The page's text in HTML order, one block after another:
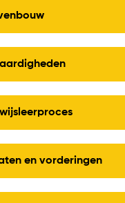
en vorderingen